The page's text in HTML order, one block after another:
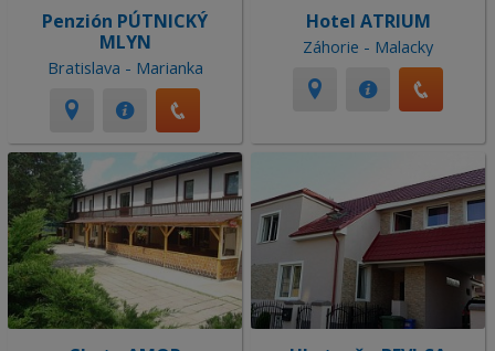
Penzión PÚTNICKÝ
MLYN
Bratislava - Marianka
Hotel ATRIUM
Záhorie - Malacky